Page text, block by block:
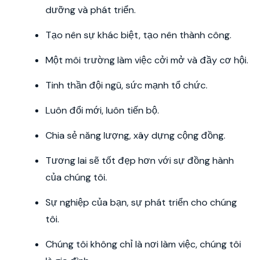
dưỡng và phát triển.
Tạo nên sự khác biệt, tạo nên thành công.
Một môi trường làm việc cởi mở và đầy cơ hội.
Tinh thần đội ngũ, sức mạnh tổ chức.
Luôn đổi mới, luôn tiến bộ.
Chia sẻ năng lượng, xây dựng cộng đồng.
Tương lai sẽ tốt đẹp hơn với sự đồng hành
của chúng tôi.
Sự nghiệp của bạn, sự phát triển cho chúng
tôi.
Chúng tôi không chỉ là nơi làm việc, chúng tôi